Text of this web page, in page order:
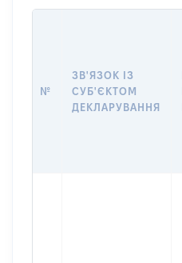
№
ЗВ'ЯЗОК ІЗ
СУБ'ЄКТОМ
ДЕКЛАРУВАННЯ